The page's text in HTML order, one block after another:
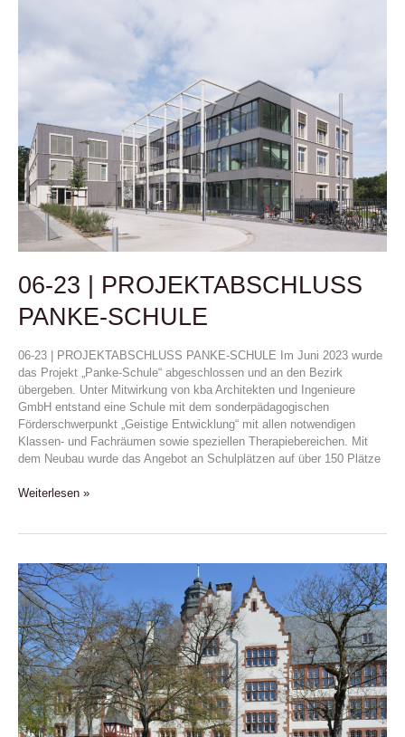
06-23 | PROJEKTABSCHLUSS
PANKE-SCHULE
06-23 | PROJEKTABSCHLUSS PANKE-SCHULE Im Juni 2023 wurde
das Projekt „Panke-Schule“ abgeschlossen und an den Bezirk
übergeben. Unter Mitwirkung von kba Architekten und Ingenieure
GmbH entstand eine Schule mit dem sonderpädagogischen
Förderschwerpunkt „Geistige Entwicklung“ mit allen notwendigen
Klassen- und Fachräumen sowie speziellen Therapiebereichen. Mit
dem Neubau wurde das Angebot an Schulplätzen auf über 150 Plätze
PANKE-
Weiterlesen »
SANIERUNG
UND
ERWEITERUNG
SCHADOW
GYMNASIUM